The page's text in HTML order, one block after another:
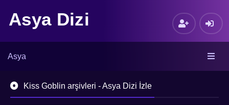
Asya Dizi
Asya
Kiss Goblin arşivleri - Asya Dizi İzle